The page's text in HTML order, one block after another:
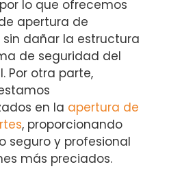
lo que ofrecemos
apertura de
dañar la estructura
de seguridad del
Por otra parte,
en la apertura de
, proporcionando
seguro y profesional
más preciados.